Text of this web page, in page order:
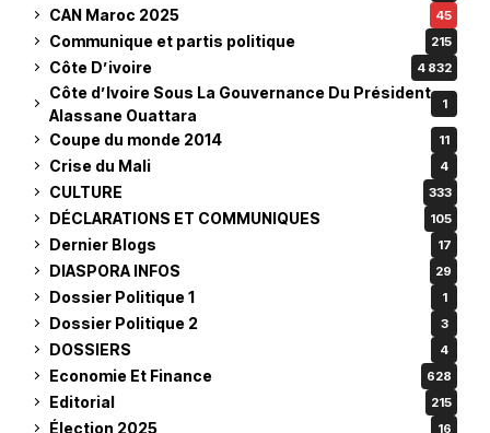
CAN Maroc 2025 45
Communique et partis politique 215
Côte D’ivoire 4 832
Côte d’Ivoire Sous La Gouvernance Du Président
Alassane Ouattara
1
Coupe du monde 2014 11
Crise du Mali 4
CULTURE 333
DÉCLARATIONS ET COMMUNIQUES 105
Dernier Blogs 17
DIASPORA INFOS 29
Dossier Politique 1 1
Dossier Politique 2 3
DOSSIERS 4
Economie Et Finance 628
Editorial 215
Élection 2025 16